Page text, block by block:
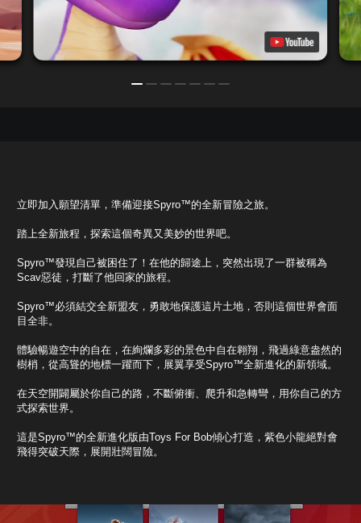
立即加入願望清單，準備迎接Spyro™的全新冒險之旅。
踏上全新旅程，探索這個奇異又美妙的世界吧。
Spyro™發現自己被困住了！在他的歸途上，突然出現了一群被稱為
Scav惡徒，打斷了他回家的旅程。
Spyro™必須結交全新盟友，勇敢地保護這片土地，否則這個世界會面
目全非。
體驗暢遊空中的自在，在絢爛多彩的景色中自在翱翔，飛過綠意盎然的
樹梢，從高聳的地標一躍而下，展翼享受Spyro™全新進化的新領域。
在天空開闢屬於你自己的路，不斷俯衝、爬升和急轉彎，用你自己的方
式探索世界。
這是Spyro™的全新進化版由Toys For Bob傾心打造，紫色小龍絕對會
飛得突破天際，展開壯闊冒險。